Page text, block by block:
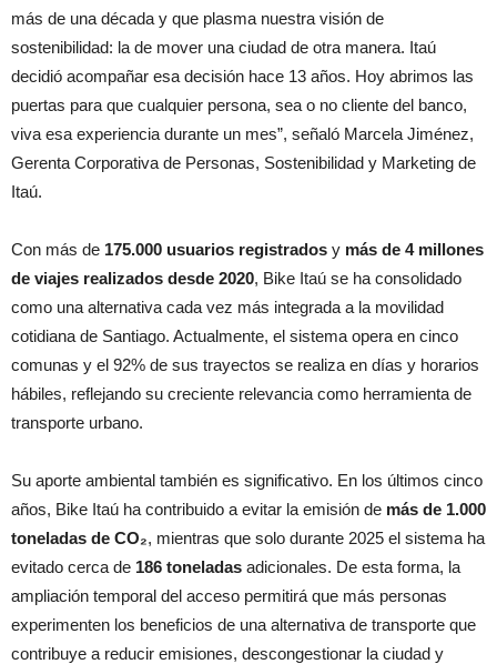
más de una década y que plasma nuestra visión de
sostenibilidad: la de mover una ciudad de otra manera. Itaú
decidió acompañar esa decisión hace 13 años. Hoy abrimos las
puertas para que cualquier persona, sea o no cliente del banco,
viva esa experiencia durante un mes”, señaló Marcela Jiménez,
Gerenta Corporativa de Personas, Sostenibilidad y Marketing de
Itaú.
Con más de 175.000 usuarios registrados y más de 4 millones
de viajes realizados desde 2020, Bike Itaú se ha consolidado
como una alternativa cada vez más integrada a la movilidad
cotidiana de Santiago. Actualmente, el sistema opera en cinco
comunas y el 92% de sus trayectos se realiza en días y horarios
hábiles, reflejando su creciente relevancia como herramienta de
transporte urbano.
Su aporte ambiental también es significativo. En los últimos cinco
años, Bike Itaú ha contribuido a evitar la emisión de más de 1.000
toneladas de CO₂, mientras que solo durante 2025 el sistema ha
evitado cerca de 186 toneladas adicionales. De esta forma, la
ampliación temporal del acceso permitirá que más personas
experimenten los beneficios de una alternativa de transporte que
contribuye a reducir emisiones, descongestionar la ciudad y